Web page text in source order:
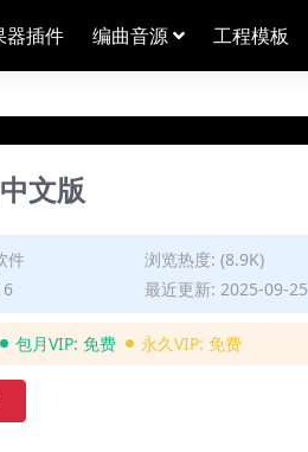
器插件 编曲音源 工程模板
文版
件
浏览热度: (8.9K)
最近更新: 2025-09-25
包月VIP: 免费 永久VIP: 免费